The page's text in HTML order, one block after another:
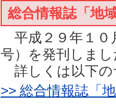
総合情報誌「地
平成２９年１０
号）を発刊しま
詳しくは以下の
>> 総合情報誌「